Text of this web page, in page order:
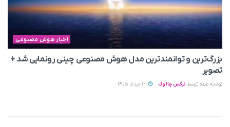
اخبار هوش مصنوعی
بزرگ‌ترین و توانمندترین مدل هوش مصنوعی چینی رونمایی شد +
تصویر
نوشته شده توسط نرگس چالوک